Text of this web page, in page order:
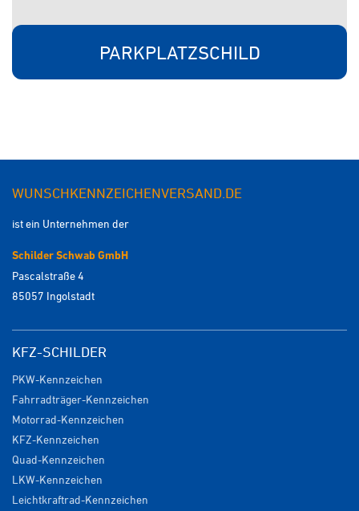
PARKPLATZSCHILD
WUNSCHKENNZEICHENVERSAND.DE
ist ein Unternehmen der
Schilder Schwab GmbH
Pascalstraße 4
85057 Ingolstadt
KFZ-SCHILDER
PKW-Kennzeichen
Fahrradträger-Kennzeichen
Motorrad-Kennzeichen
KFZ-Kennzeichen
Quad-Kennzeichen
LKW-Kennzeichen
Leichtkraftrad-Kennzeichen